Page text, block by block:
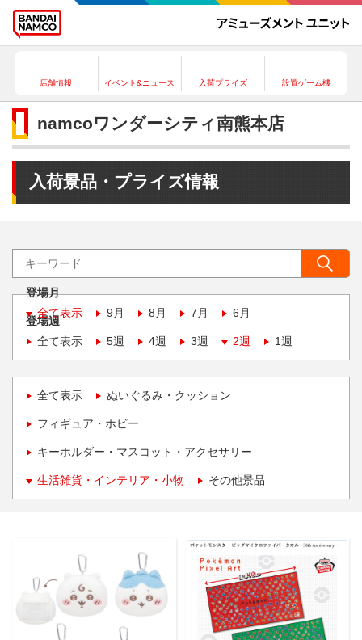
店舗情報 イベント&ニュース 入荷プライズ 設置ゲーム機
namcoワンダーシティ南熊本店
入荷景品・プライズ情報
登場月
全て表示
9月 8月 7月 6月
登場週
全て表示
5週 4週 3週 2週 1週
全て表示 ぬいぐるみ・クッション
フィギュア・ホビー
キーホルダー・マスコット・アクセサリー
生活雑貨・インテリア・小物 その他景品